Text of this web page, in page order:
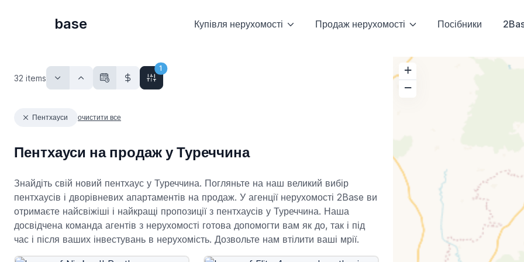
base Купівля нерухомості Продаж нерухомості Посібники
32 items
1
Пентхауси очистити все
Пентхауси на продаж у Туреччина
Знайдіть свій новий пентхаус у Туреччина. Погляньте на наш великий вибір
пентхаусів і дворівневих апартаментів на продаж. У агенції нерухомості 2Base ви
отримаєте найсвіжіші і найкращі пропозиції з пентхаусів у Туреччина. Наша
досвідчена команда агентів з нерухомості готова допомогти вам як до, так і під
час і після ваших інвестувань в нерухомість. Дозвольте нам втілити ваші мрії.
+
−